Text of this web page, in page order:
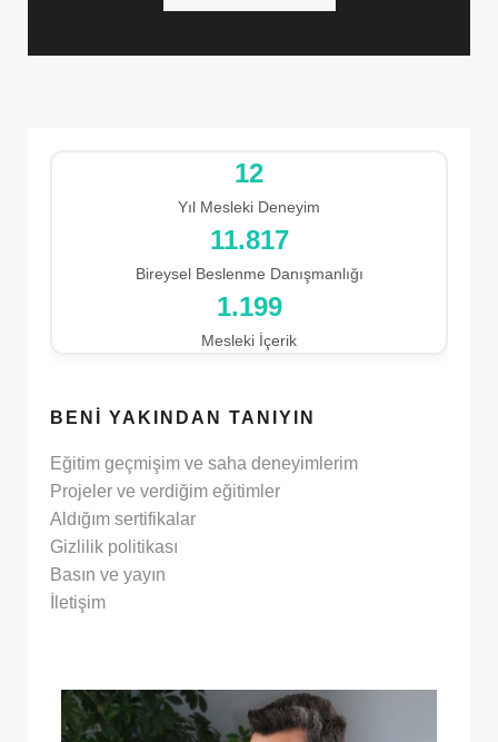
12
Yıl Mesleki Deneyim
12.827
Bireysel Beslenme Danışmanlığı
1.199
Mesleki İçerik
BENI YAKINDAN TANIYIN
Eğitim geçmişim ve saha deneyimlerim
Projeler ve verdiğim eğitimler
Aldığım sertifikalar
Gizlilik politikası
Basın ve yayın
İletişim